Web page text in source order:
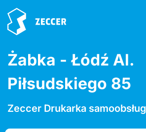
Żabka - Łódź Al.
Piłsudskiego 85
Zeccer Drukarka